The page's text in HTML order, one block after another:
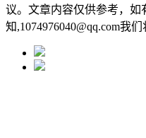
议。文章内容仅供参考，如
知,1074976040@qq.com我们